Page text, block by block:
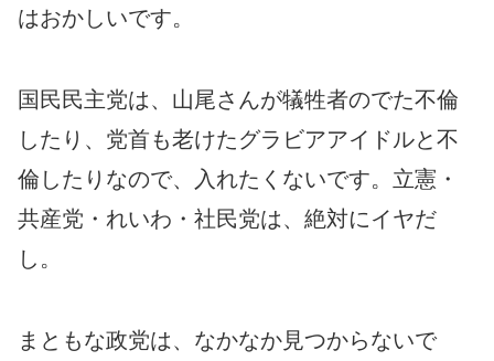
はおかしいです。
国民民主党は、山尾さんが犠牲者のでた不倫
したり、党首も老けたグラビアアイドルと不
倫したりなので、入れたくないです。立憲・
共産党・れいわ・社民党は、絶対にイヤだ
し。
まともな政党は、なかなか見つからないで